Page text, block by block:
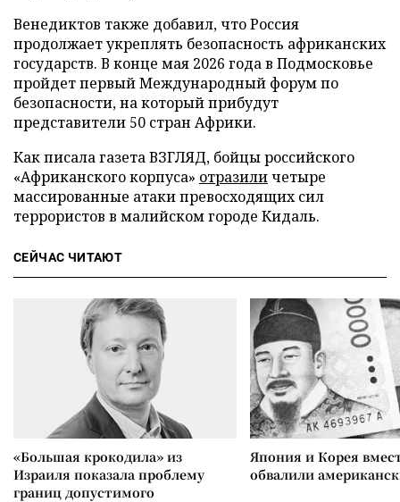
Венедиктов также добавил, что Россия
продолжает укреплять безопасность африканских
государств. В конце мая 2026 года в Подмосковье
пройдет первый Международный форум по
безопасности, на который прибудут
представители 50 стран Африки.
Как писала газета ВЗГЛЯД, бойцы российского
«Африканского корпуса» отразиличетыре
массированные атаки превосходящих сил
террористов в малийском городе Кидаль.
СЕЙЧАС ЧИТАЮТ
«Большая крокодила» из
Израиля показала проблему
границ допустимого
Япония и Корея
обвалили